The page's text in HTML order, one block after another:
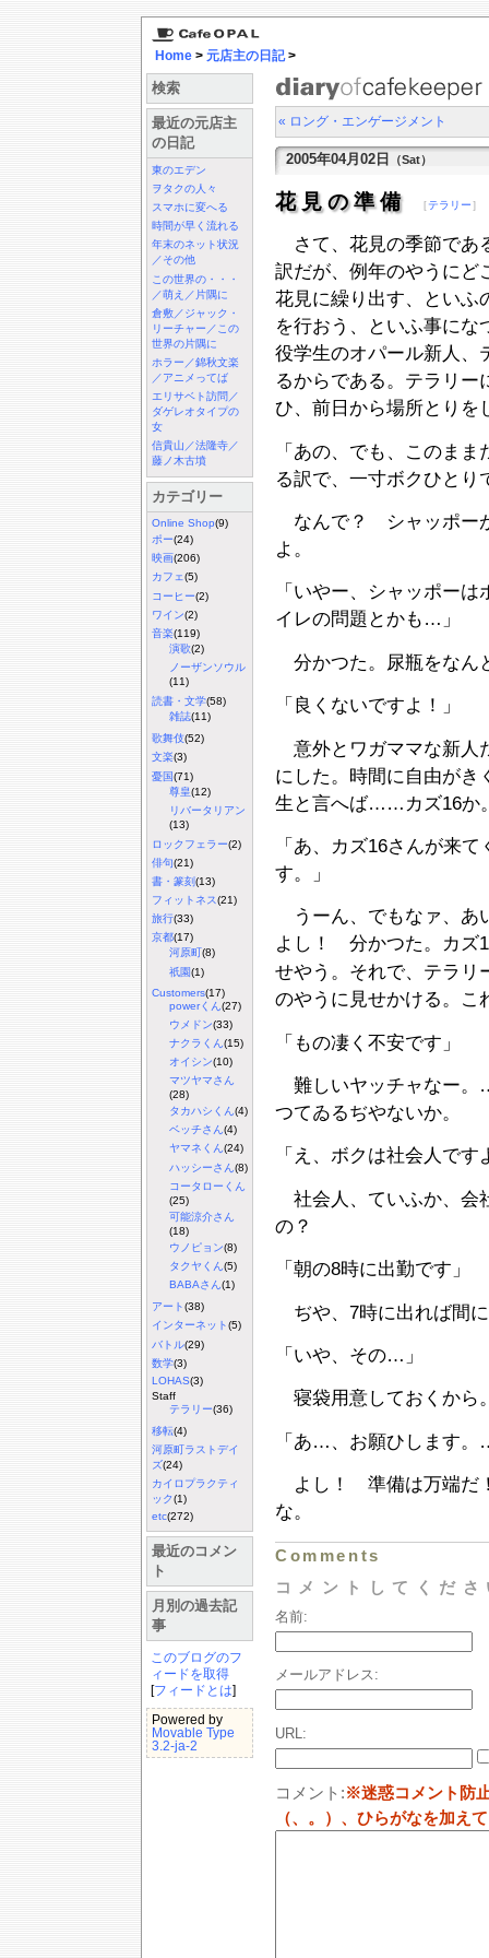
Home > 元店主の日記>
検索
最近の元店主
の日記
東のエデン
ヲタクの人々
スマホに変へる
時間が早く流れる
年末のネット状況
／その他
この世界の・・・
／萌え／片隅に
倉敷／ジャック・
リーチャー／この
世界の片隅に
ホラー／錦秋文楽
／アニメってば
エリサベト訪問／
ダゲレオタイプの
女
信貴山／法隆寺／
藤ノ木古墳
カテゴリー
Online Shop(9)
ポー(24)
映画(206)
カフェ(5)
コーヒー(2)
ワイン(2)
音楽(119)
演歌(2)
ノーザンソウル
(11)
読書・文学(58)
雑誌(11)
歌舞伎(52)
文楽(3)
憂国(71)
尊皇(12)
リバータリアン
(13)
ロックフェラー(2)
俳句(21)
書・篆刻(13)
フィットネス(21)
旅行(33)
京都(17)
河原町 (8)
祇園(1)
Customers(17)
powerくん (27)
ウメドン(33)
ナクラくん (15)
オイシン(10)
マツヤマさん
(28)
タカハシくん(4)
ベッチさん(4)
ヤマネくん(24)
ハッシーさん (8)
コータローくん
(25)
可能涼介さん
(18)
ウノピョン(8)
タクヤくん (5)
BABAさん (1)
アート(38)
インターネット(5)
バトル(29)
数学(3)
LOHAS(3)
Staff
テラリー(36)
移転(4)
河原町ラストデイ
ズ(24)
カイロプラクティ
ック(1)
etc(272)
最近のコメン
ト
月別の過去記
事
このブログのフ
ィードを取得
[フィードとは]
Powered by
Movable Type
3.2-ja-2
« ロング・エンゲージメント
2005年04月02日 （Sat）
花見の準備 ［テラリー］
さて、花見の季節であ
訳だが、例年のやうにど
花見に繰り出す、といふ
を行おう、といふ事にな
役学生のオパール新人、
るからである。テラリー
ひ、前日から場所とりを
「あの、でも、このま
る訳で、一寸ボクひと
なんで？ シャッポー
よ。
「いやー、シャッポー
イレの問題とかも…」
分かつた。尿瓶をなん
「良くないですよ！」
意外とワガママな新人
にした。時間に自由がき
生と言へば……カズ16か
「あ、カズ16さんが来
す。」
うーん、でもなァ、あ
よし！ 分かつた。カズ
せやう。それで、テラリ
のやうに見せかける。こ
「もの凄く不安です」
難しいヤッチャなー
つてゐるぢやないか。
「え、ボクは社会人です
社会人、ていふか、会
の？
「朝の8時に出勤です」
ぢや、7時に出れば間
「いや、その…」
寝袋用意しておくから
「あ…、お願ひします
よし！ 準備は万端だ
な。
Comments
コメントしてくだ
名前:
メールアドレス:
URL:
コメント:※迷惑コメント防
（、。）、ひらがなを加え